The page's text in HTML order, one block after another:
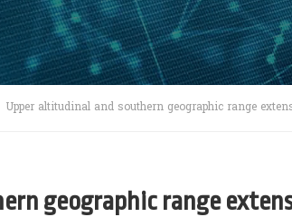
Upper altitudinal and southern geographic range
geographic range